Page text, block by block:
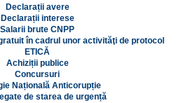
Declarații avere
Declarații interese
Salarii brute CNPP
în cadrul unor activităţi de protocol
ETICĂ
Achiziții publice
Concursuri
Națională Anticorupție
de starea de urgență